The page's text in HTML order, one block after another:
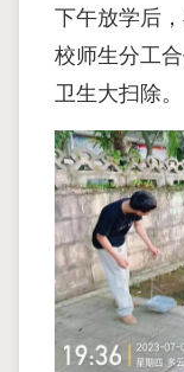
下午放学后
校师生分工
卫生大扫除。